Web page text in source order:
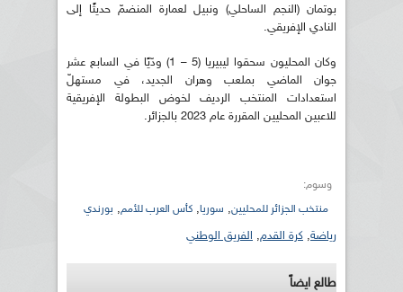
بوتمان (النجم الساحلي) ونبيل لعمارة المنضمّ حديثًا إلى
النادي الإفريقي.
وكان المحليون سحقوا ليبيريا (5 – 1) ودّيًا في السابع عشر
جوان الماضي بملعب وهران الجديد، في مستهلّ
استعدادات المنتخب الرديف لخوض البطولة الإفريقية
للاعبين المحليين المقررة عام 2023 بالجزائر.
وسوم:
منتخب الجزائر للمحليين, سوريا, كأس العرب للأمم, بورندي
رياضة, كرة القدم, الفريق الوطني
طالع ايضاً